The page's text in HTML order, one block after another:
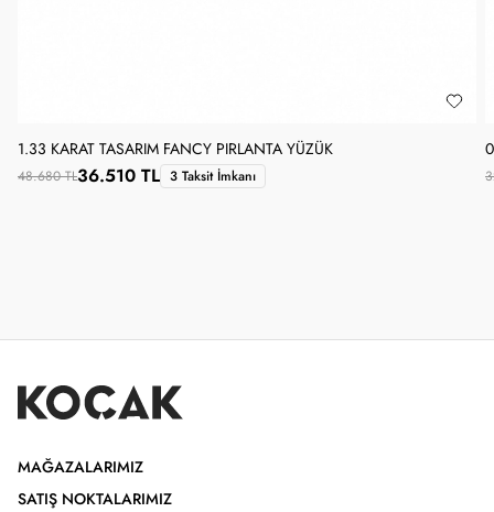
1.33 KARAT TASARIM FANCY PIRLANTA YÜZÜK
48.680 TL36.510 TL 3 Taksit İmkanı
MAĞAZALARIMIZ
SATIŞ NOKTALARIMIZ